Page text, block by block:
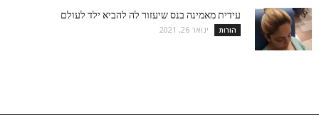
עידית מאמינה בנס שיעזור לה להביא ילד לעולם
הורות ינואר 26, 2021